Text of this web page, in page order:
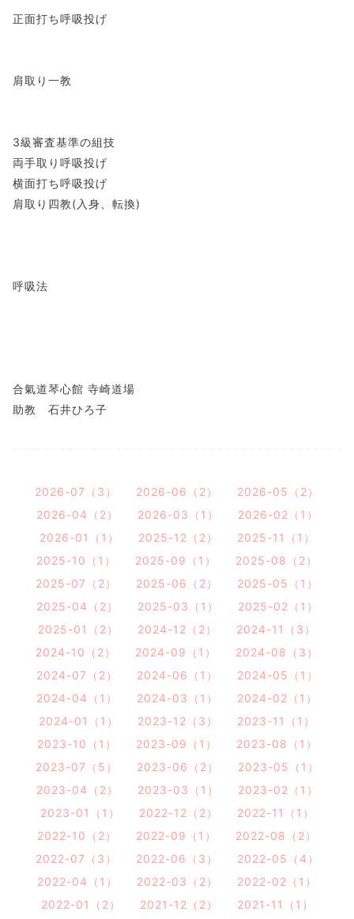
正面打ち呼吸投げ
肩取り一教
3級審査基準の組技
両手取り呼吸投げ
横面打ち呼吸投げ
肩取り四教(入身、転換)
呼吸法
合氣道琴心館 寺崎道場
助教 石井ひろ子
2026-07（3） 2026-06（2）
2026-05（2）
2026-04（2）
2026-03（1）
2026-02（1）
2026-01（1）
2025-12（2）
2025-11（1）
2025-10（1）
2025-09（1）
2025-08（2）
2025-07（2）
2025-06（2）
2025-05（1）
2025-04（2）
2025-03（1）
2025-02（1）
2025-01（2）
2024-12（2）
2024-11（3）
2024-10（2）
2024-09（1）
2024-08（3）
2024-07（2）
2024-06（1）
2024-05（1）
2024-04（1）
2024-03（1）
2024-02（1）
2024-01（1）
2023-12（3）
2023-11（1）
2023-10（1）
2023-09（1）
2023-08（1）
2023-07（5）
2023-06（2）
2023-05（1）
2023-04（2）
2023-03（1）
2023-02（1）
2023-01（1）
2022-12（2）
2022-11（1）
2022-10（2）
2022-09（1）
2022-08（2）
2022-07（3）
2022-06（3）
2022-05（4）
2022-04（1）
2022-03（2）
2022-02（1）
2022-01（2）
2021-12（2）
2021-11（1）